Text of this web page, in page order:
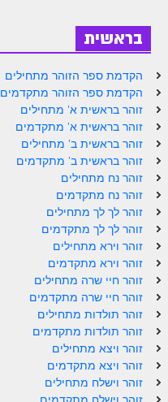
בראשית
הקדמת ספר הזוהר מתחילים
הקדמת ספר הזוהר מתקדמים
זוהר בראשית א' מתחילים
זוהר בראשית א' מתקדמים
זוהר בראשית ב' מתחילים
זוהר בראשית ב' מתקדמים
זוהר נח מתחילים
זוהר נח מתקדמים
זוהר לך לך מתחילים
זוהר לך לך מתקדמים
זוהר וירא מתחילים
זוהר וירא מתקדמים
זוהר חיי שרה מתחילים
זוהר חיי שרה מתקדמים
זוהר תולדות מתחילים
זוהר תולדות מתקדמים
זוהר ויצא מתחילים
זוהר ויצא מתקדמים
זוהר וישלח מתחילים